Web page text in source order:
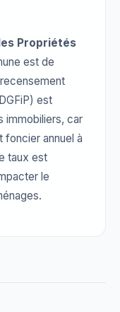
Propriétés
est de
est
immobiliers, car
foncier annuel à
taux est
le